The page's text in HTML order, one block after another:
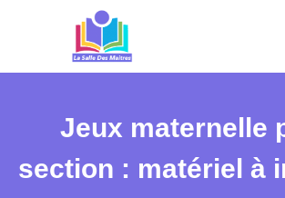
Jeux maternelle
section : matériel à